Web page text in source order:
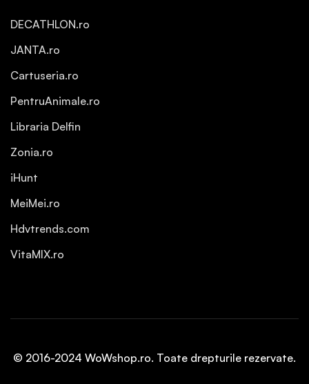
DECATHLON.ro
JANTA.ro
Cartuseria.ro
PentruAnimale.ro
Libraria Delfin
Zonia.ro
iHunt
MeiMei.ro
Hdvtrends.com
VitaMIX.ro
© 2016-2024 WoWshop.ro. Toate drepturile rezervate.